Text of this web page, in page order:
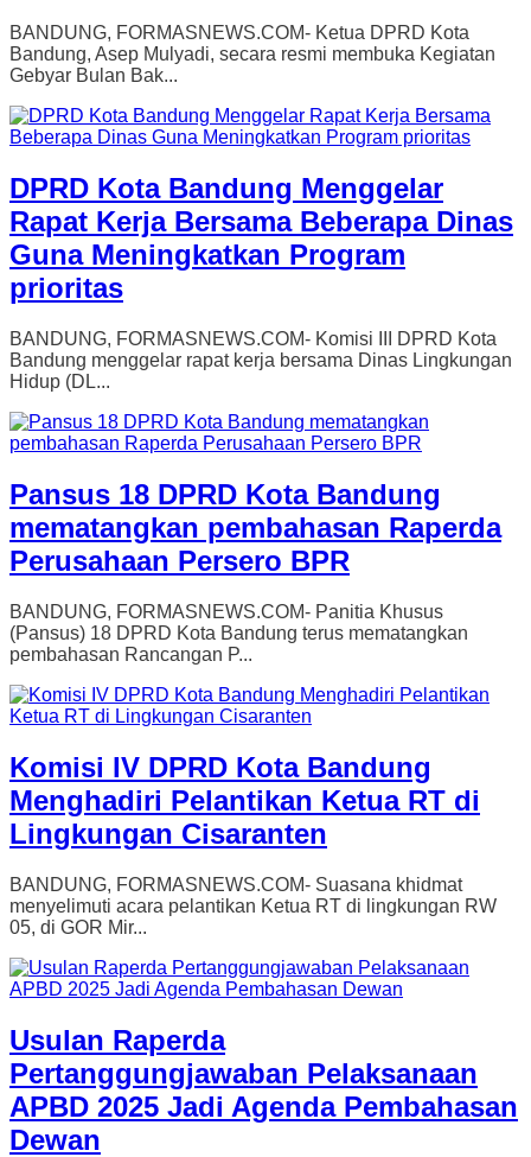
BANDUNG, FORMASNEWS.COM- Ketua DPRD Kota
Bandung, Asep Mulyadi, secara resmi membuka Kegiatan
Gebyar Bulan Bak...
DPRD Kota Bandung Menggelar
Rapat Kerja Bersama Beberapa Dinas
Guna Meningkatkan Program
prioritas
BANDUNG, FORMASNEWS.COM- Komisi III DPRD Kota
Bandung menggelar rapat kerja bersama Dinas Lingkungan
Hidup (DL...
Pansus 18 DPRD Kota Bandung
mematangkan pembahasan Raperda
Perusahaan Persero BPR
BANDUNG, FORMASNEWS.COM- Panitia Khusus
(Pansus) 18 DPRD Kota Bandung terus mematangkan
pembahasan Rancangan P...
Komisi IV DPRD Kota Bandung
Menghadiri Pelantikan Ketua RT di
Lingkungan Cisaranten
BANDUNG, FORMASNEWS.COM- Suasana khidmat
menyelimuti acara pelantikan Ketua RT di lingkungan RW
05, di GOR Mir...
Usulan Raperda
Pertanggungjawaban Pelaksanaan
APBD 2025 Jadi Agenda Pembahasan
Dewan